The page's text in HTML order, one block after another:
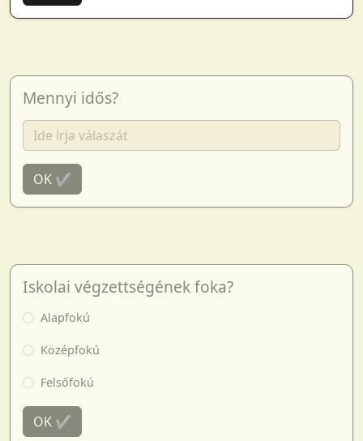
Mennyi idős?
OK ✔
Iskolai végzettségének foka?
Alapfokú
Középfokú
Felsőfokú
OK ✔